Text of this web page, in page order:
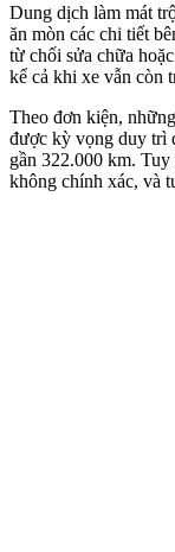
Dung dịch làm mát
ăn mòn các chi tiết
từ chối sửa chữa
kể cả khi xe vẫn còn
Theo đơn kiện,
được kỳ vọng duy trì
gần 322.000 km.
không chính xác, và